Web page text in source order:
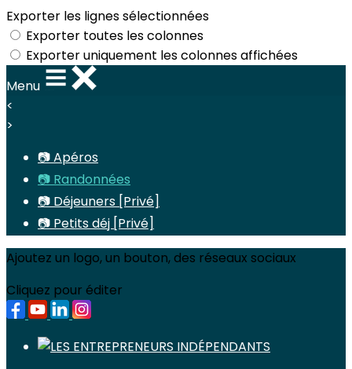
Exporter les lignes sélectionnées
Exporter toutes les colonnes
Exporter uniquement les colonnes affichées
Menu
<
>
📷 Apéros
📷 Randonnées
📷 Déjeuners [Privé]
📷 Petits déj [Privé]
Ajoutez un logo, un bouton, des réseaux sociaux
Cliquez pour éditer